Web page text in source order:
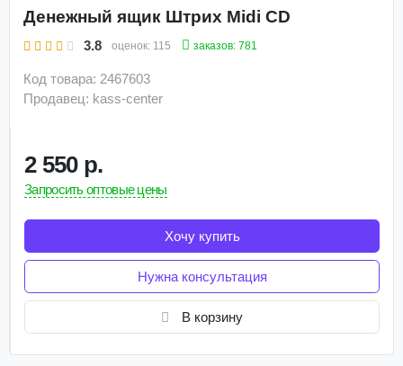
Денежный ящик Штрих Midi CD
3.8 оценок: 115 заказов: 781
Код товара: 2467603
Продавец: kass-center
2 550 р.
Запросить оптовые цены
Хочу купить
Нужна консультация
В корзину